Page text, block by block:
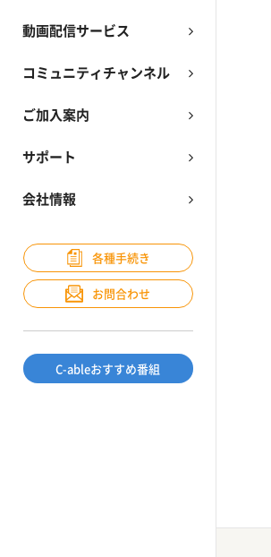
動画配信サービス
コミュニティチャンネル
ご加入案内
サポート
会社情報
各種手続き
お問合わせ
C-ableおすすめ番組